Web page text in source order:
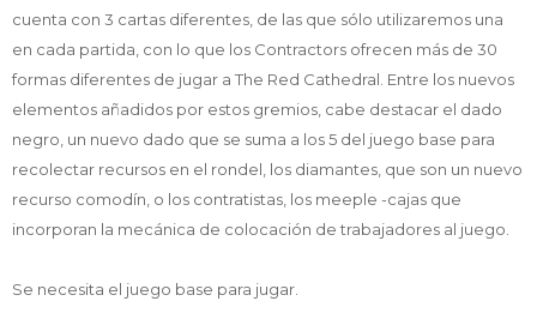
cuenta con 3 cartas diferentes, de las que sólo utilizaremos una
en cada partida, con lo que los Contractors ofrecen más de 30
formas diferentes de jugar a The Red Cathedral. Entre los nuevos
elementos añadidos por estos gremios, cabe destacar el dado
negro, un nuevo dado que se suma a los 5 del juego base para
recolectar recursos en el rondel, los diamantes, que son un nuevo
recurso comodín, o los contratistas, los meeple -cajas que
incorporan la mecánica de colocación de trabajadores al juego.
Se necesita el juego base para jugar.